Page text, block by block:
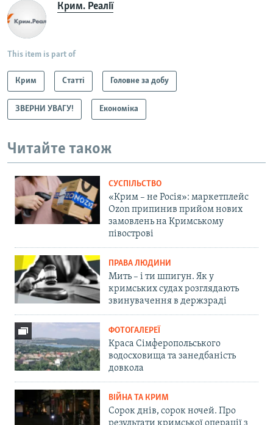
Крим. Реалії
This item is part of
Крим Статті Головне за добу
ЗВЕРНИ УВАГУ! Економіка
Читайте також
СУСПІЛЬСТВО
«Крим – не Росія»: маркетплейс
Ozon припинив прийом нових
замовлень на Кримському
півострові
ПРАВА ЛЮДИНИ
Мить – і ти шпигун. Як у
кримських судах розглядають
звинувачення в держзраді
ФОТОГАЛЕРЕЇ
Краса Сімферопольського
водосховища та занедбаність
довкола
ВІЙНА ТА КРИМ
Сорок днів, сорок ночей. Про